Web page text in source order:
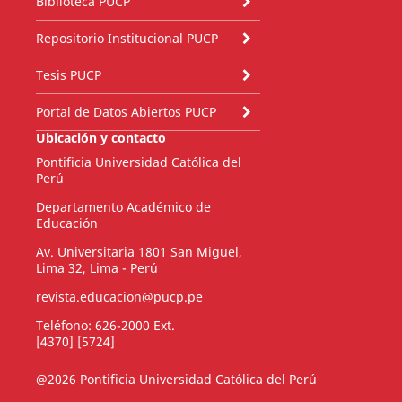
Repositorio Institucional PUCP
Tesis PUCP
Portal de Datos Abiertos PUCP
Ubicación y contacto
Pontificia Universidad Católica del
Perú
Departamento Académico de
Educación
Av. Universitaria 1801 San Miguel,
Lima 32, Lima - Perú
revista.educacion@pucp.pe
Teléfono: 626-2000 Ext.
[4370] [5724]
@2026 Pontificia Universidad Católica del Perú